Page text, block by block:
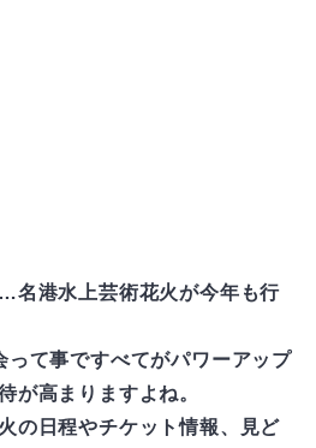
名港水上芸術花火が今年も行
って事ですべてがパワーアップ
が高まりますよね。
の日程やチケット情報、見ど